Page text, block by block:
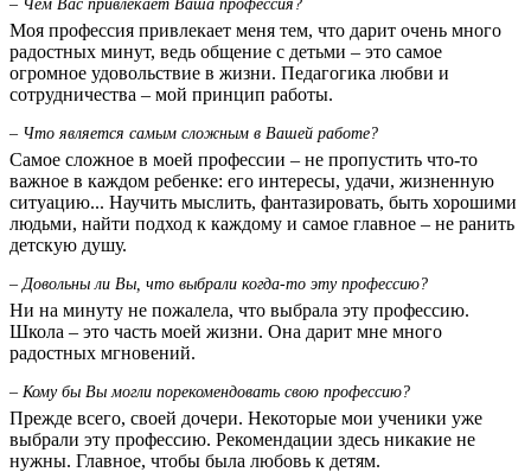
– Чем Вас привлекает Ваша профессия?
Моя профессия привлекает меня тем, что дарит очень много
радостных минут, ведь общение с детьми – это самое
огромное удовольствие в жизни. Педагогика любви и
сотрудничества – мой принцип работы.
– Что является самым сложным в Вашей работе?
Самое сложное в моей профессии – не пропустить что-то
важное в каждом ребенке: его интересы, удачи, жизненную
ситуацию... Научить мыслить, фантазировать, быть хорошими
людьми, найти подход к каждому и самое главное – не ранить
детскую душу.
– Довольны ли Вы, что выбрали когда-то эту профессию?
Ни на минуту не пожалела, что выбрала эту профессию.
Школа – это часть моей жизни. Она дарит мне много
радостных мгновений.
– Кому бы Вы могли порекомендовать свою профессию?
Прежде всего, своей дочери. Некоторые мои ученики уже
выбрали эту профессию. Рекомендации здесь никакие не
нужны. Главное, чтобы была любовь к детям.